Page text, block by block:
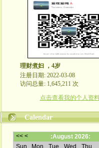
理财煮妇 ，4岁
注册日期: 2022-03-08
访问总量: 1,645,211 次
点击查看我的个人资
Calendar